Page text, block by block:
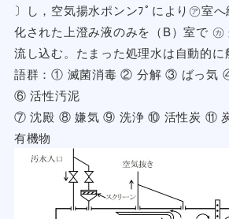
〕し，空気揚水ポンンﾌﾟにより㋐室
化された上澄み液のみを（B）室で ㋕
流し込む。たまった処理水は自動的に
語群：① 滅菌消毒 ② 分解 ③ ばっ気
⑥ 活性汚泥
⑦ 沈殿 ⑧ 嫌気 ⑨ 洗浄 ⑩ 活性炭 ⑪
有機物